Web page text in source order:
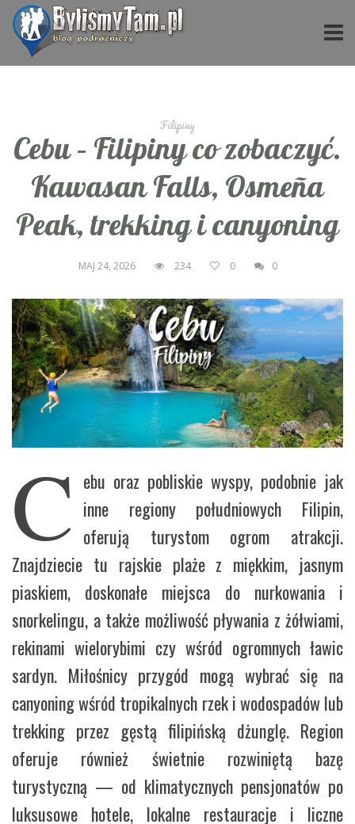
Filipiny
Cebu – Filipiny co zobaczyć.
Kawasan Falls, Osmeña
Peak, trekking i canyoning
MAJ 24, 2026 234 0 0
C ebu oraz pobliskie wyspy, podobnie jak
inne regiony południowych Filipin,
oferują turystom ogrom atrakcji.
Znajdziecie tu rajskie plaże z miękkim, jasnym
piaskiem, doskonałe miejsca do nurkowania i
snorkelingu, a także możliwość pływania z żółwiami,
rekinami wielorybimi czy wśród ogromnych ławic
sardyn. Miłośnicy przygód mogą wybrać się na
canyoning wśród tropikalnych rzek i wodospadów lub
trekking przez gęstą filipińską dżunglę. Region
oferuje również świetnie rozwiniętą bazę
turystyczną — od klimatycznych pensjonatów po
luksusowe hotele, lokalne restauracje i liczne